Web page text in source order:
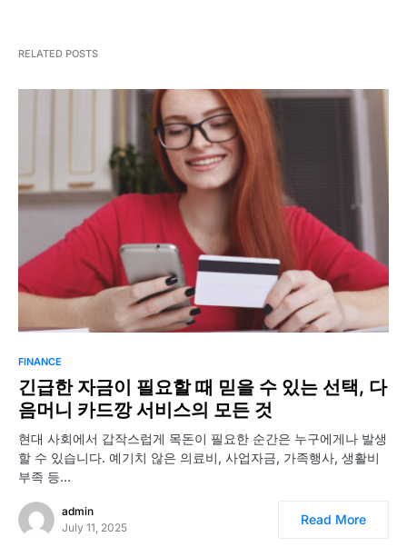
RELATED POSTS
FINANCE
긴급한 자금이 필요할 때 믿을 수 있는 선택, 다
음머니 카드깡 서비스의 모든 것
현대 사회에서 갑작스럽게 목돈이 필요한 순간은 누구에게나 발생
할 수 있습니다. 예기치 않은 의료비, 사업자금, 가족행사, 생활비
부족 등…
admin
July 11, 2025
Read More